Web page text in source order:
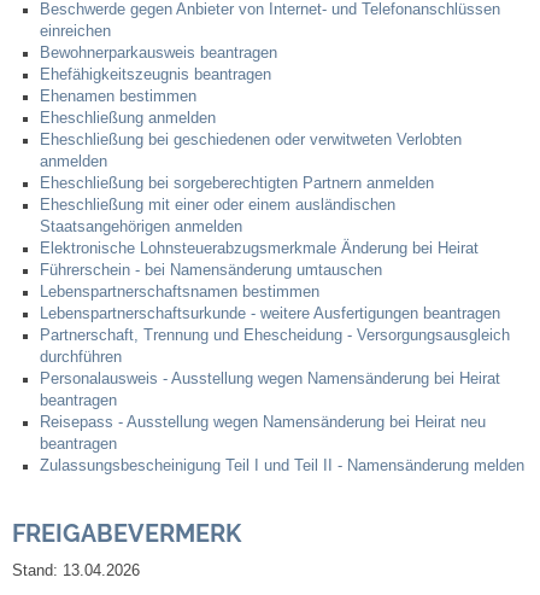
Kommunale Wärmeplanung
Notruf
Betreuung & Bildung
Schulen
Kindergärten
Musikschule
Kirchen & Religionen
Evangelische Kirchengemeinde
Katholische Kirchengemeinde
Beschwerde gegen Anbieter von Internet- und Telefonanschlüssen
einreichen
Bewohnerparkausweis beantragen
Ehefähigkeitszeugnis beantragen
Ehenamen bestimmen
Eheschließung anmelden
Eheschließung bei geschiedenen oder verwitweten Verlobten
anmelden
Eheschließung bei sorgeberechtigten Partnern anmelden
Eheschließung mit einer oder einem ausländischen
Staatsangehörigen anmelden
Elektronische Lohnsteuerabzugsmerkmale Änderung bei Heirat
Führerschein - bei Namensänderung umtauschen
Lebenspartnerschaftsnamen bestimmen
Lebenspartnerschaftsurkunde - weitere Ausfertigungen beantragen
Partnerschaft, Trennung und Ehescheidung - Versorgungsausgleich
durchführen
Personalausweis - Ausstellung wegen Namensänderung bei Heirat
beantragen
Reisepass - Ausstellung wegen Namensänderung bei Heirat neu
beantragen
Zulassungsbescheinigung Teil I und Teil II - Namensänderung melden
FREIGABEVERMERK
Stand: 13.04.2026